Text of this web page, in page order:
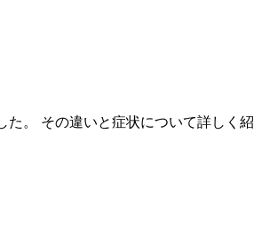
。 その違いと症状について詳しく紹